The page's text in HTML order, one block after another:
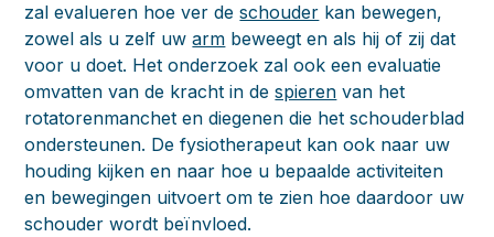
zal evalueren hoe ver deschouder kan bewegen,
zowel als u zelf uwarm beweegt en als hij of zij dat
voor u doet. Het onderzoek zal ook een evaluatie
omvatten van de kracht in despieren van het
rotatorenmanchet en diegenen die het schouderblad
ondersteunen. De fysiotherapeut kan ook naar uw
houding kijken en naar hoe u bepaalde activiteiten
en bewegingen uitvoert om te zien hoe daardoor uw
schouder wordt beïnvloed.